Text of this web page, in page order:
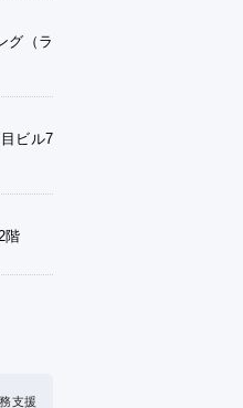
グ（ラ
ビル7
階
支援